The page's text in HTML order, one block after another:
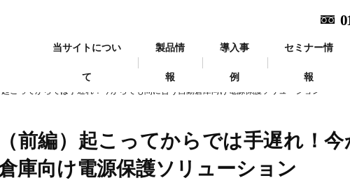
当サイトについ
て
製品情
報
導入事
例
セミナー情
報
こってからでは手遅れ！今からでも間に合う自動倉庫向け電源保護ソリューション
前編）起こってからでは手遅れ！
庫向け電源保護ソリューション